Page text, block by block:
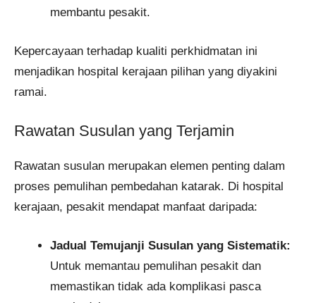
membantu pesakit.
Kepercayaan terhadap kualiti perkhidmatan ini
menjadikan hospital kerajaan pilihan yang diyakini
ramai.
Rawatan Susulan yang Terjamin
Rawatan susulan merupakan elemen penting dalam
proses pemulihan pembedahan katarak. Di hospital
kerajaan, pesakit mendapat manfaat daripada:
Jadual Temujanji Susulan yang Sistematik:
Untuk memantau pemulihan pesakit dan
memastikan tidak ada komplikasi pasca